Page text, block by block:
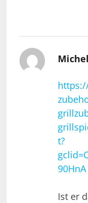
Michel
t?
90HnA
Ist er